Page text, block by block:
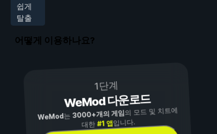
쉽게
탈출
어떻게 이용하나요?
1단계
WeMod 다운로드
WeMod는3000+개의 게임의 모드 및 치트에
대한#1 앱입니다.